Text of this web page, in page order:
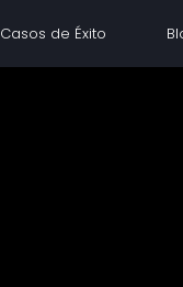
Casos de Éxito